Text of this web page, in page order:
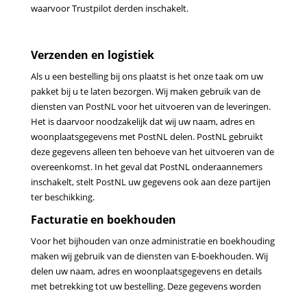
waarvoorTrustpilot derden inschakelt.
Verzenden en logistiek
Als u een bestelling bij ons plaatst is het onze taak om uw
pakket bij u te laten bezorgen. Wij maken gebruik van de
diensten van PostNL voor het uitvoeren van de leveringen.
Het is daarvoor noodzakelijk dat wij uw naam,adres en
woonplaatsgegevens met PostNL delen. PostNL gebruikt
deze gegevens alleen ten behoeve van het uitvoeren van de
overeenkomst. In het geval dat PostNL onderaannemers
inschakelt, stelt PostNL uw gegevensook aan deze partijen
ter beschikking.
Facturatie en boekhouden
Voor het bijhouden van onze administratie en boekhouding
maken wij gebruik van de diensten van E-boekhouden. Wij
delen uw naam, adres en woonplaatsgegevens en details
met betrekking tot uw bestelling. Deze gegevens worden